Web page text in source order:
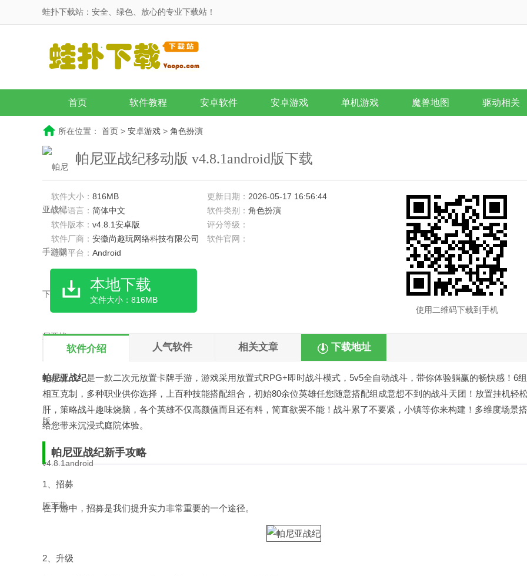
蛙扑下载站：安全、绿色、放心的专业下载站！
首页 软件教程 安卓软件 安卓游戏 单机游戏 魔兽地图 驱动相关
所在位置： 首页 > 安卓游戏 > 角色扮演
帕尼亚战纪移动版 v4.8.1android版下载
软件大小： 816MB 更新日期： 2026-05-17 16:56:44
软件语言： 简体中文 软件类别： 角色扮演
软件版本： v4.8.1安卓版
评分等级：
软件厂商： 安徽尚趣玩网络科技有限公司
软件官网：
适用平台： Android
本地下载
文件大小：816MB
使用二维码下载到手机
软件介绍 人气软件 相关文章 下载地址
帕尼亚战纪是一款二次元放置卡牌手游，游戏采用放置式RPG+即时战斗模式，5v5全自动战斗，带你体验躺赢的畅快感！6
相互克制，多种职业供你选择，上百种技能搭配组合，初始80余位英雄任您随意搭配组成意想不到的战斗天团！放置挂机轻
肝，策略战斗趣味烧脑，各个英雄不仅高颜值而且还有料，简直欲罢不能！战斗累了不要紧，小镇等你来构建！多维度场景搭
给您带来沉浸式庭院体验。
帕尼亚战纪新手攻略
1、招募
在手游中，招募是我们提升实力非常重要的一个途径。
2、升级